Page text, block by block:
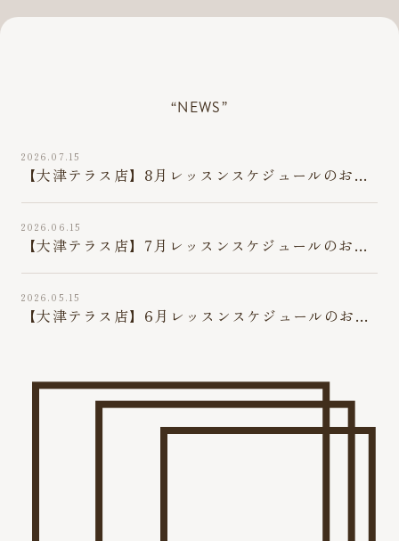
“NEWS”
2026.07.15
【大津テラス店】8月レッスンスケジュールのお知
2026.06.15
【大津テラス店】7月レッスンスケジュールのお知
2026.05.15
【大津テラス店】6月レッスンスケジュールのお知